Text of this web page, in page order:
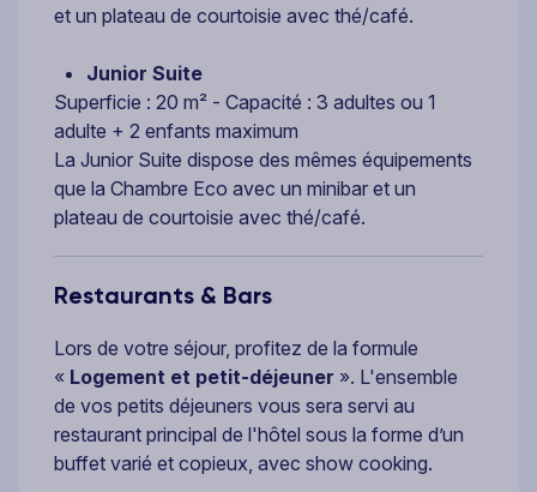
et un plateau de courtoisie avec thé/café.
Junior Suite
Superficie : 20 m² - Capacité : 3 adultes ou 1
adulte + 2 enfants maximum
La Junior Suite dispose des mêmes équipements
que la Chambre Eco avec un minibar et un
plateau de courtoisie avec thé/café.
Restaurants & Bars
Lors de votre séjour, profitez de la formule
« Logement et petit-déjeuner ». L'ensemble
de vos petits déjeuners vous sera servi au
restaurant principal de l'hôtel sous la forme d’un
buffet varié et copieux, avec show cooking.